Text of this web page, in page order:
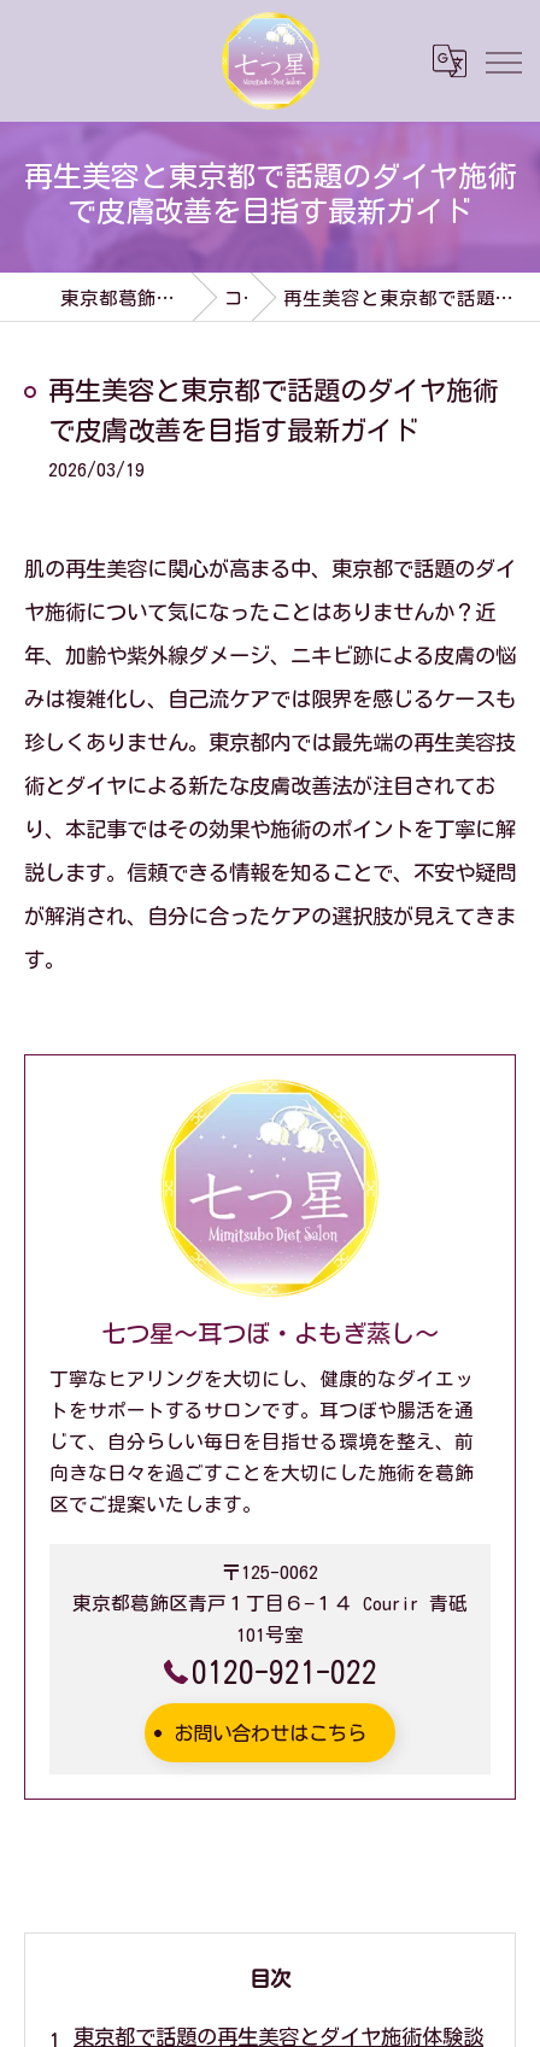
再生美容と東京都で話題のダイヤ施術
で皮膚改善を目指す最新ガイド
東京都葛飾区のダイエットなら七つ星 コラム 再生美容と東京都で話題のダイヤ施術で皮膚改善を目指す最新ガイド
再生美容と東京都で話題のダイヤ施術
で皮膚改善を目指す最新ガイド
2026/03/19
肌の再生美容に関心が高まる中、東京都で話題のダイ
ヤ施術について気になったことはありませんか？近
年、加齢や紫外線ダメージ、ニキビ跡による皮膚の悩
みは複雑化し、自己流ケアでは限界を感じるケースも
珍しくありません。東京都内では最先端の再生美容技
術とダイヤによる新たな皮膚改善法が注目されてお
り、本記事ではその効果や施術のポイントを丁寧に解
説します。信頼できる情報を知ることで、不安や疑問
が解消され、自分に合ったケアの選択肢が見えてきま
す。
七つ星～耳つぼ・よもぎ蒸し～
丁寧なヒアリングを大切にし、健康的なダイエッ
トをサポートするサロンです。耳つぼや腸活を通
じて、自分らしい毎日を目指せる環境を整え、前
向きな日々を過ごすことを大切にした施術を葛飾
区でご提案いたします。
〒125-0062
東京都葛飾区青戸１丁目６−１４ Courir 青砥
101号室
0120-921-022
お問い合わせはこちら
目次
東京都で話題の再生美容とダイヤ施術体験談